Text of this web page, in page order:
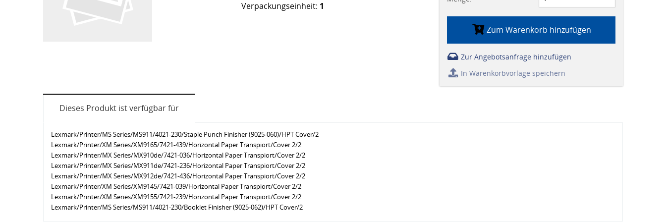
Verpackungseinheit: 1
Zum Warenkorb hinzufügen
Zur Angebotsanfrage hinzufügen
In Warenkorbvorlage speichern
Dieses Produkt ist verfügbar für
Lexmark/Printer/MS Series/MS911/4021-230/Staple Punch Finisher (9025-060)/HPT Cover/2
Lexmark/Printer/XM Series/XM9165/7421-439/Horizontal Paper Transpiort/Cover 2/2
Lexmark/Printer/MX Series/MX910de/7421-036/Horizontal Paper Transpiort/Cover 2/2
Lexmark/Printer/MX Series/MX911de/7421-236/Horizontal Paper Transpiort/Cover 2/2
Lexmark/Printer/MX Series/MX912de/7421-436/Horizontal Paper Transpiort/Cover 2/2
Lexmark/Printer/XM Series/XM9145/7421-039/Horizontal Paper Transpiort/Cover 2/2
Lexmark/Printer/XM Series/XM9155/7421-239/Horizontal Paper Transpiort/Cover 2/2
Lexmark/Printer/MS Series/MS911/4021-230/Booklet Finisher (9025-062)/HPT Cover/2